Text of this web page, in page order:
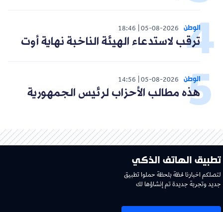
الوطن 05-08-2026
18:46
ترقب لاستدعاء الهيئة الناخبة نهاية أوت
الوطن 05-08-2026
14:56
هذه مطالب الأحزاب لرئيس الجمهورية
تطبيق الهاتف الذكي
لتصلكم اخبارنا لحظة بلحظة حملوا تطبيق
جديد وتجربة جديدة تم إنشاؤها لك